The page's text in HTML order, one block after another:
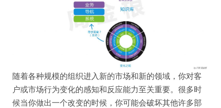
随着各种规模的组织进入新的市场和新的领域，你对客
户或市场行为变化的感知和反应能力至关重要。很多时
候当你做出一个改变的时候，你可能会破坏其他许多部